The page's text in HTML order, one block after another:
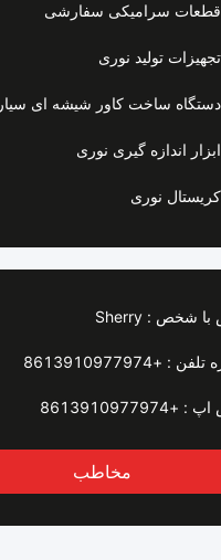
قطعات سرامیکی سفارشی
تجهیزات تولید نوری
دستگاه ساخت کاور شیشه ای سیار
ابزار اندازه گیری نوری
کریستال نوری
با شخص : Sherry
تلفن : +8613910977974
اپ : +8613910977974
مخاطب